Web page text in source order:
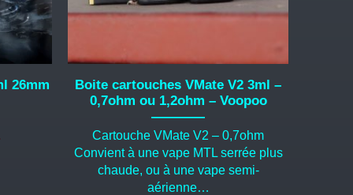
26mm
Boite cartouches VMate V2 3ml –
0,7ohm ou 1,2ohm – Voopoo
Cartouche VMate V2 – 0,7ohm
Convient à une vape MTL serrée plus
chaude, ou à une vape semi-
aérienne…
choisies
sur
page
produit